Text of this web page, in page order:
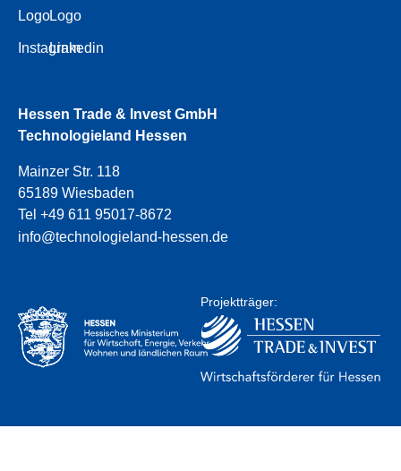
Logo
Instagram
Logo
Linkedin
Hessen Trade & Invest GmbH
Technologieland Hessen
Mainzer Str. 118
65189 Wiesbaden
Tel +49 611 95017-8672
info@technologieland-hessen.de
Projektträger: